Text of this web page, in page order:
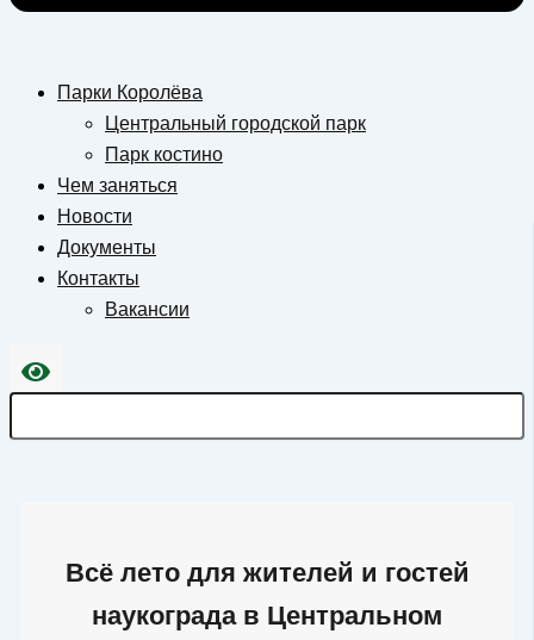
Парки Королёва
Центральный городской парк
Парк костино
Чем заняться
Новости
Документы
Контакты
Вакансии
Всё лето для жителей и гостей
наукограда в Центральном